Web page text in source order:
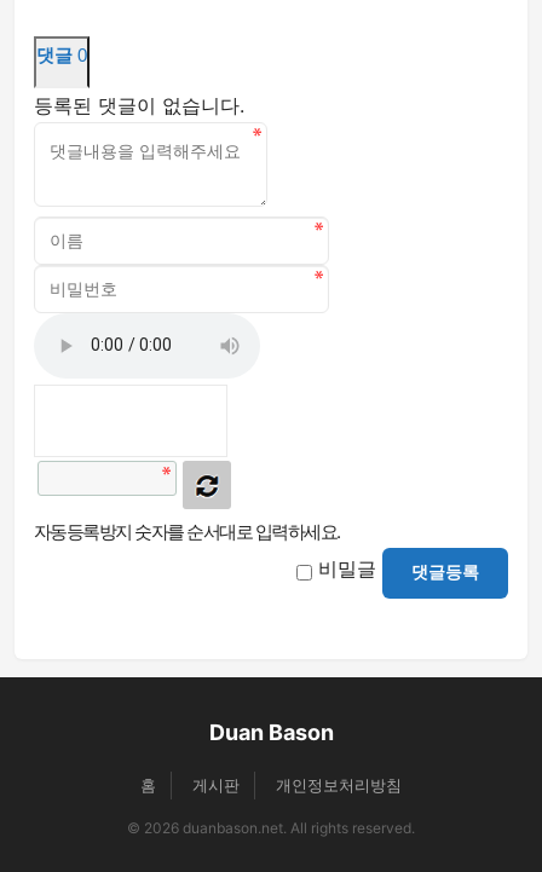
댓글 0
등록된 댓글이 없습니다.
자동등록방지 숫자를 순서대로 입력하세요.
비밀글 댓글등록
Duan Bason
홈 게시판 개인정보처리방침
© 2026 duanbason.net. All rights reserved.